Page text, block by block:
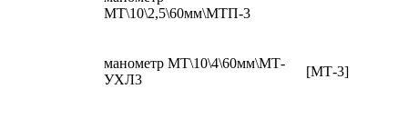
МТ\10\2,5\60мм\МТП-3
манометр МТ\10\4\60мм\МТ-
УХЛ3
[МТ-3]